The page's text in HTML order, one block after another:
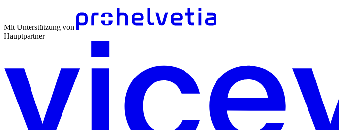
Mit Unterstützung von
Hauptpartner